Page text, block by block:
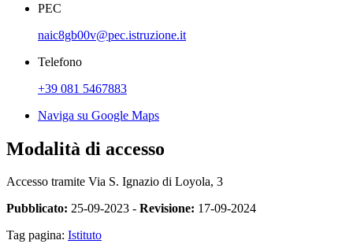
PEC
naic8gb00v@pec.istruzione.it
Telefono
+39 081 5467883
Naviga su Google Maps
Modalità di accesso
Accesso tramite Via S. Ignazio di Loyola, 3
Pubblicato: 25-09-2023 - Revisione: 17-09-2024
Tag pagina: Istituto